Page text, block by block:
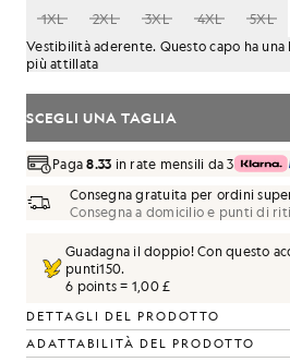
1XL
2XL 3XL 4XL
5XL
Vestibilità aderente. Questo capo ha una
più attillata
SCEGLI UNA TAGLIA
Paga8.33 in rate mensili da 3
Consegna gratuita per ordini
Consegna a domicilio e punti di
Guadagna il doppio! Con questo
punti150.
6 points = 1,00 £
DETTAGLI DEL PRODOTTO
ADATTABILITÀ DEL PRODOTTO